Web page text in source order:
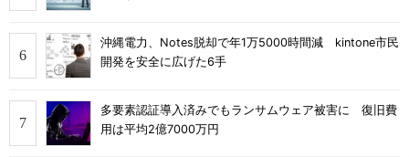
沖縄電力、Notes脱却で年1万5000時間減 kintone市民
開発を安全に広げた6手
多要素認証導入済みでもランサムウェア被害に 復旧費
用は平均2億7000万円